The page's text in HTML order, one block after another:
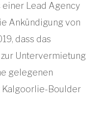
einer Lead Agency
Ankündigung von
dass das
Untervermietung
gelegenen
Kalgoorlie-Boulder